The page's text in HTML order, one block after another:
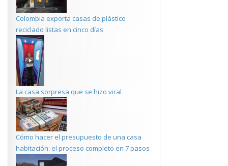
Colombia exporta casas de plástico
reciclado listas en cinco días
La casa sorpresa que se hizo viral
Cómo hacer el presupuesto de una casa
habitación: el proceso completo en 7 pasos